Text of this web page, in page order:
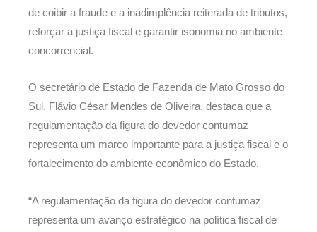
de coibir a fraude e a inadimplência reiterada de tributos,
reforçar a justiça fiscal e garantir isonomia no ambiente
concorrencial.
O secretário de Estado de Fazenda de Mato Grosso do
Sul, Flávio César Mendes de Oliveira, destaca que a
regulamentação da figura do devedor contumaz
representa um marco importante para a justiça fiscal e o
fortalecimento do ambiente econômico do Estado.
“A regulamentação da figura do devedor contumaz
representa um avanço estratégico na política fiscal de